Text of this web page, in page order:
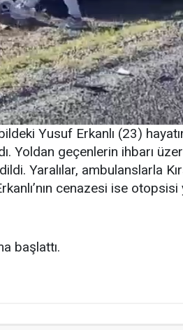
Yusuf Erkanlı (23)
Yoldan geçenlerin ihbarı
Yaralılar, ambulanslarla
cenazesi ise
başlattı.